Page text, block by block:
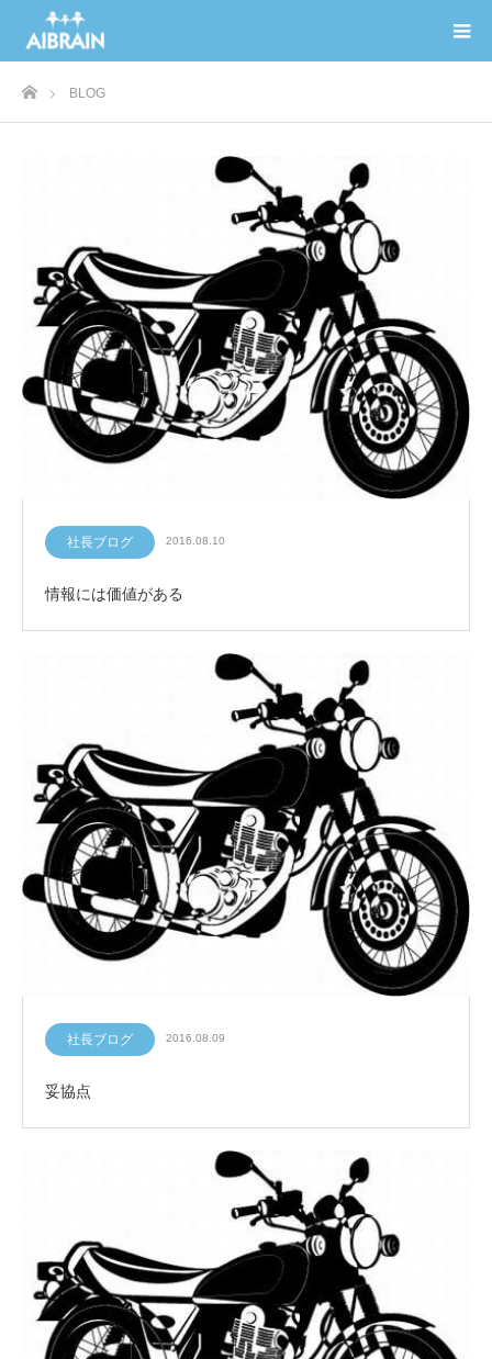
ホームBLOG
社長ブログ 2016.08.10
情報には価値がある
社長ブログ 2016.08.09
妥協点